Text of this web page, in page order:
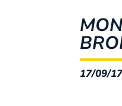
17/09/